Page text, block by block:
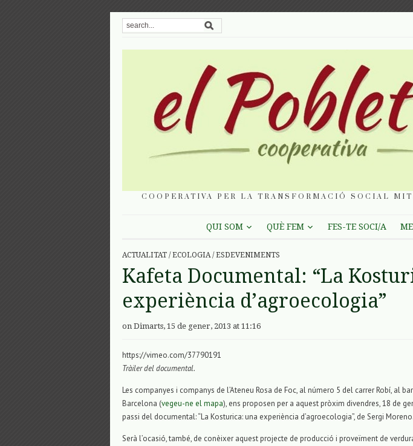
COOPERATIVA PER LA TRANSFORMACIÓ SOCIAL
QUI SOM QUÈ FEM FES-TE SOCI/A
ACTUALITAT / ECOLOGIA/ ESDEVENIMENTS
Kafeta Documental: “La
experiència d’agroecologia”
on Dimarts, 15 de gener, 2013 at 11:16
https://vimeo.com/37790191
Tràiler del documental.
Les companyes i companys de l’Ateneu Rosa de Foc, al número 5 del carrer Robí, al
Barcelona (vegeu-ne el mapa), ens proposen per a aquest pròxim divendres, 18 de
passi del documental: “La Kosturica: una experiència d’agroecologia”, de Sergi Moreno.
Serà l’ocasió, també, de conèixer aquest projecte de producció i proveïment de